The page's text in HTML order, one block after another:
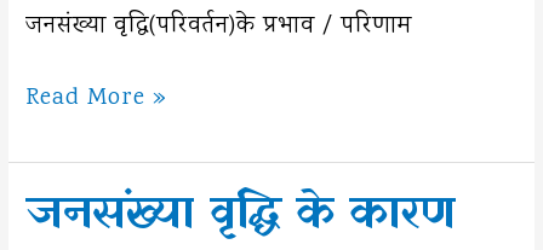
जनसंख्या वृद्धि(परिवर्तन)के प्रभाव / परिणाम
जनसंख्या
प्रभाव
/
Read More »
जनसंख्या वृद्धि के कारण